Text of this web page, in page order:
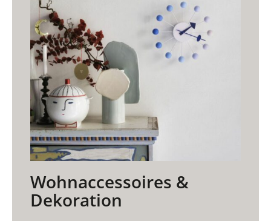
Wohnaccessoires &
Dekoration